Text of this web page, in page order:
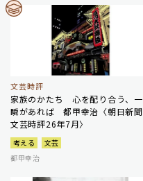
文芸時評
家族のかたち 心を配り合う、一
瞬があれば 都甲幸治〈朝日新聞
文芸時評26年7月〉
考える
文芸
都甲幸治